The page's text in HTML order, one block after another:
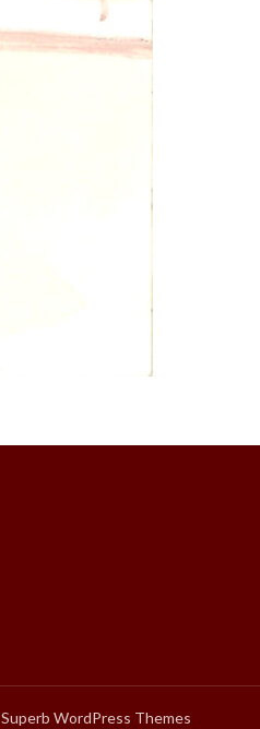
Superb WordPress Themes